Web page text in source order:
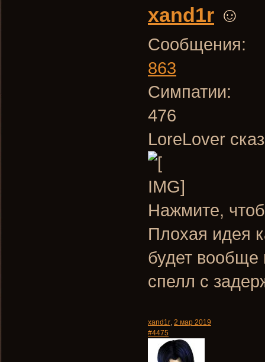
xand1r ☺
Сообщения:
863
Симпатии:
476
LoreLover
Нажмите,
Плохая идея
будет вообще
спелл с
xand1r, 2 мар 2019
#4475